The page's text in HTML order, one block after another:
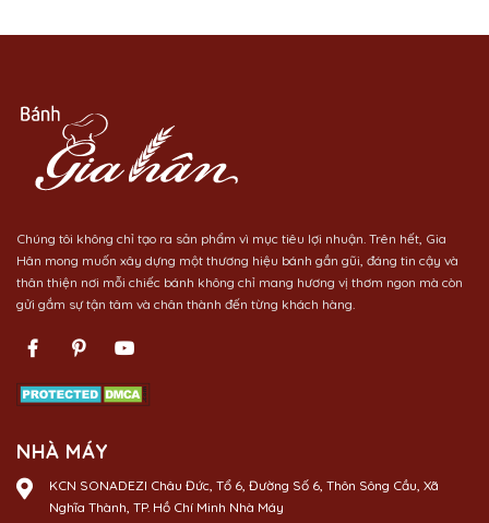
Chúng tôi không chỉ tạo ra sản phẩm vì mục tiêu lợi nhuận. Trên hết, Gia
Hân mong muốn xây dựng một thương hiệu bánh gần gũi, đáng tin cậy và
thân thiện nơi mỗi chiếc bánh không chỉ mang hương vị thơm ngon mà còn
gửi gắm sự tận tâm và chân thành đến từng khách hàng.
NHÀ MÁY
KCN SONADEZI Châu Đức, Tổ 6, Đường Số 6, Thôn Sông Cầu, Xã
Nghĩa Thành, TP. Hồ Chí Minh Nhà Máy